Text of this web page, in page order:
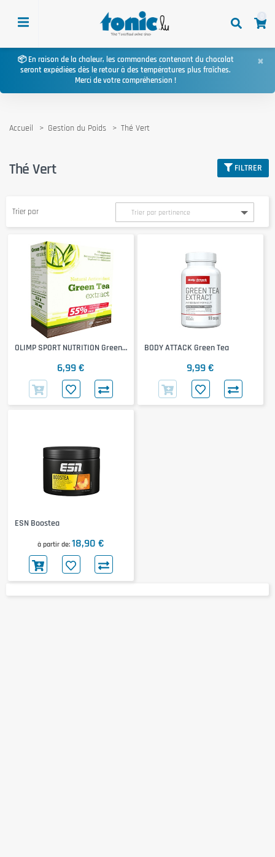
📦 En raison de la chaleur, les commandes contenant du chocolat
seront expédiées dès le retour à des températures plus fraîches.
Merci de votre compréhension !
×
Accueil Gestion du Poids Thé Vert
Thé Vert FILTRER
Trier par
OLIMP SPORT NUTRITION Green
6,99 €
BODY ATTACK Green Tea
9,99 €
ESN Boostea
à partir de 18,90 €